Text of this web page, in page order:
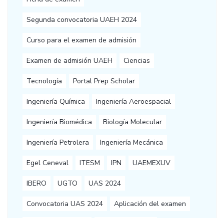
Segunda convocatoria UAEH 2024
Curso para el examen de admisión
Examen de admisión UAEH Ciencias
Tecnología Portal Prep Scholar
Ingeniería Química Ingeniería Aeroespacial
Ingeniería Biomédica Biología Molecular
Ingeniería Petrolera Ingeniería Mecánica
Egel Ceneval ITESM IPN UAEMEXUV
IBERO UGTO UAS 2024
Convocatoria UAS 2024 Aplicación del examen